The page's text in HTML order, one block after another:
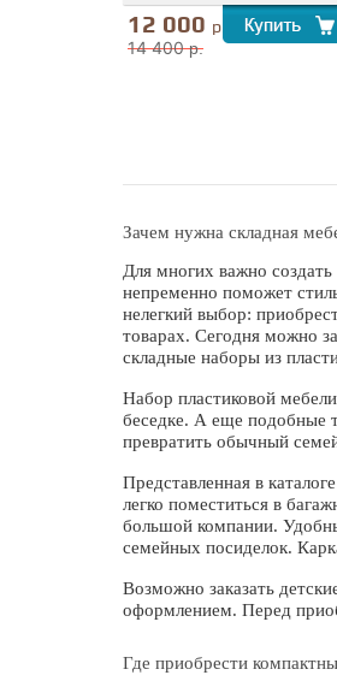
14 400р.
12 000 р.
Зачем нужна складная
Для многих важно
непременно поможет
нелегкий выбор:
товарах. Cегодня можно
складные наборы из
Набор пластиковой
беседке. А еще подобные
превратить обычный
Представленная в
легко поместиться в
большой компании.
семейных посиделок.
Возможно заказать
оформлением. Перед
Где приобрести